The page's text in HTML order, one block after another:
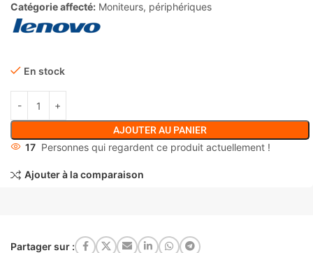
Catégorie affecté: Moniteurs, périphériques
En stock
AJOUTER AU PANIER
17 Personnes qui regardent ce produit actuellement !
Ajouter à la comparaison
Partager sur :